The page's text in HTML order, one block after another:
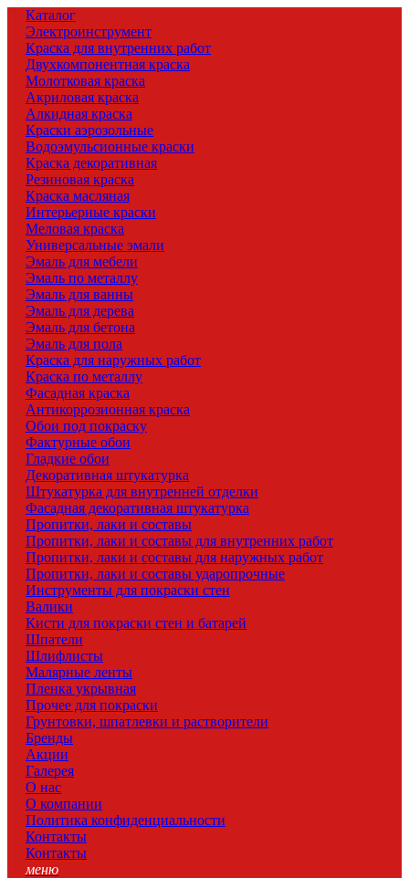
Каталог
Электроинструмент
Краска для внутренних работ
Двухкомпонентная краска
Молотковая краска
Акриловая краска
Алкидная краска
Краски аэрозольные
Водоэмульсионные краски
Краска декоративная
Резиновая краска
Краска масляная
Интерьерные краски
Меловая краска
Универсальные эмали
Эмаль для мебели
Эмаль по металлу
Эмаль для ванны
Эмаль для дерева
Эмаль для бетона
Эмаль для пола
Краска для наружных работ
Краска по металлу
Фасадная краска
Антикоррозионная краска
Обои под покраску
Фактурные обои
Гладкие обои
Декоративная штукатурка
Штукатурка для внутренней отделки
Фасадная декоративная штукатурка
Пропитки, лаки и составы
Пропитки, лаки и составы для внутренних работ
Пропитки, лаки и составы для наружных работ
Пропитки, лаки и составы ударопрочные
Инструменты для покраски стен
Валики
Кисти для покраски стен и батарей
Шпатели
Шлифлисты
Малярные ленты
Пленка укрывная
Прочее для покраски
Грунтовки, шпатлевки и растворители
Бренды
Акции
Галерея
О нас
О компании
Политика конфиденциальности
Контакты
Контакты
меню